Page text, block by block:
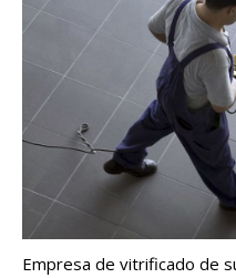
Empresa de vitrificado de